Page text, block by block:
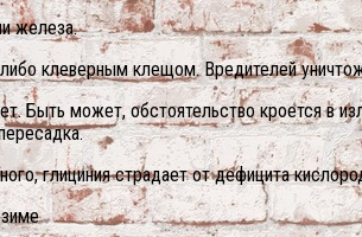
железа.
клеверным клещом. Вредителей
Быть может, обстоятельство кроется в
глициния страдает от дефицита